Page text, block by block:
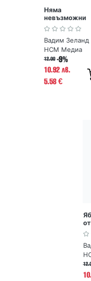
Няма
невъзможни
неща
Вадим Зеланд
НСМ Медиа
12.00 -9%
10.92 лв.
5.58€